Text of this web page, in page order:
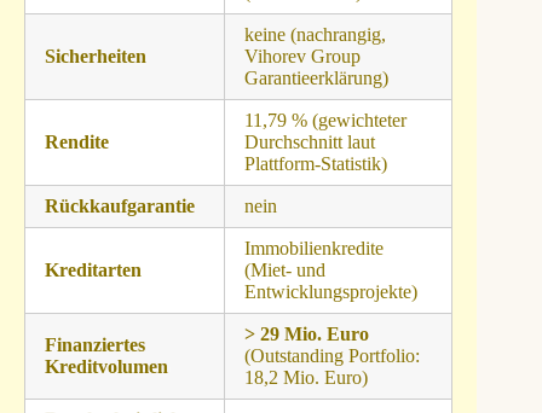
Sicherheiten
keine (nachrangig,
Vihorev Group
Garantieerklärung)
Rendite
11,79 % (gewichteter
Durchschnitt laut
Plattform-Statistik)
Rückkaufgarantie nein
Kreditarten
Immobilienkredite
(Miet- und
Entwicklungsprojekte)
Finanziertes
Kreditvolumen
> 29 Mio. Euro
(Outstanding Portfolio:
18,2 Mio. Euro)